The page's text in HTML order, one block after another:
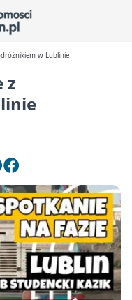
w Lublinie
z